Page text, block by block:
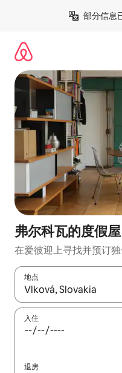
部分信息
弗尔科瓦的度假屋
在爱彼迎上寻找并预订
地点
如有搜索结果，请使用上
入住
退房